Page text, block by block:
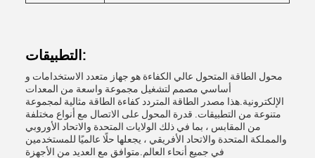
التطبيقات:
محول الطاقة المتحول عالي الكفاءة هو جهاز متعدد الاستخدامات و
أساسي مصمم لتشغيل مجموعة واسعة من المعدات
الإلكترونية.هذا مصدر الطاقة المتردد كفاءة الطاقة مثالية لمجموعة
متنوعة من التطبيقات. قدرة المحول على الاتصال مع أنواع مختلفة
من المقابس ، بما في ذلك الولايات المتحدة والاتحاد الأوروبي
والمملكة المتحدة والاتحاد الأفريقي ، يجعلها حلًا عالميًا للمستخدمين
في جميع أنحاء العالم.متوافق مع العديد من الأجهزة